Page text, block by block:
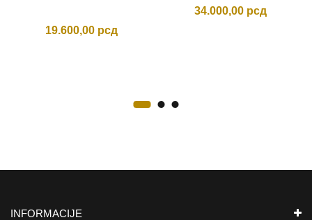
19.600,00 рсд
34.000,00 рсд
INFORMACIJE